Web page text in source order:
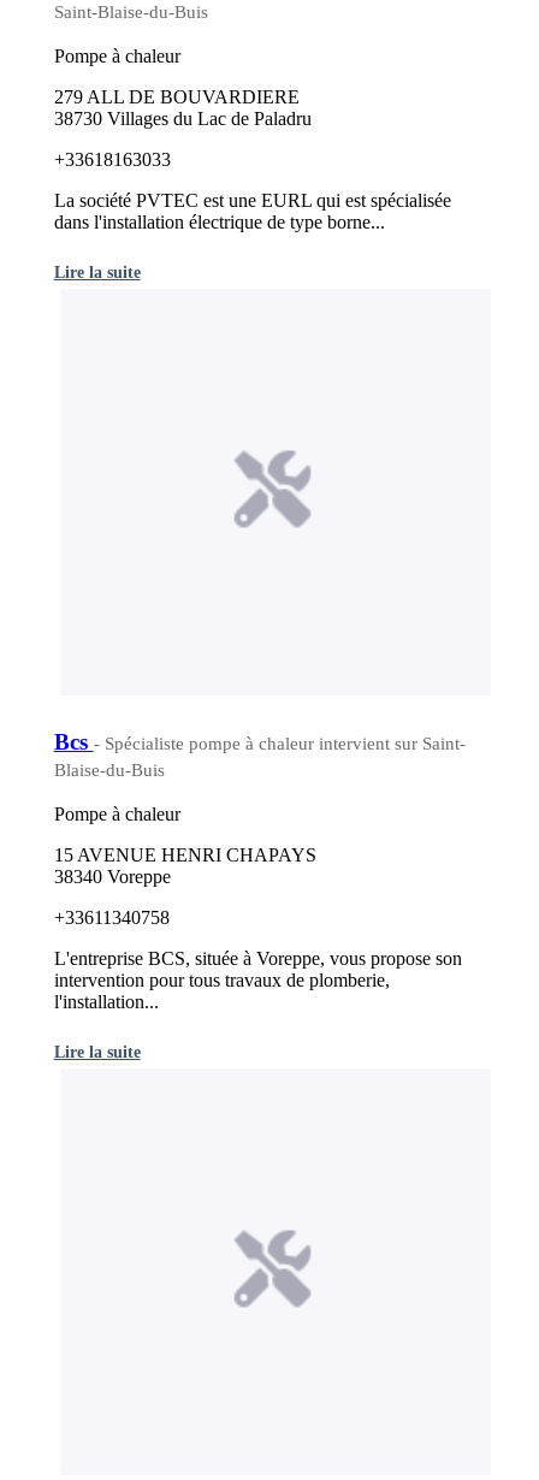
Saint-Blaise-du-Buis
Pompe à chaleur
279 ALL DE BOUVARDIERE
38730 Villages du Lac de Paladru
+33618163033
La société PVTEC est une EURL qui est spécialisée
dans l'installation électrique de type borne...
Lire la suite
Bcs - Spécialiste pompe à chaleur intervient sur Saint-
Blaise-du-Buis
Pompe à chaleur
15 AVENUE HENRI CHAPAYS
38340 Voreppe
+33611340758
L'entreprise BCS, située à Voreppe, vous propose son
intervention pour tous travaux de plomberie,
l'installation...
Lire la suite